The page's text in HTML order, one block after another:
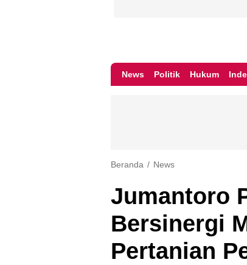
News Politik Hukum
Beranda News
Jumantoro
Bersinergi
Pertanian